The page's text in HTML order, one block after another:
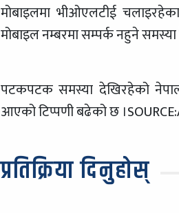
मोबाइलमा भीओएलटीई
मोबाइल नम्बरमा सम्पर्क नहुने
पटकपटक समस्या देखिरहेको नेपाल
आएको टिप्पणी बढेको छ
प्रतिक्रिया दिनुहोस्